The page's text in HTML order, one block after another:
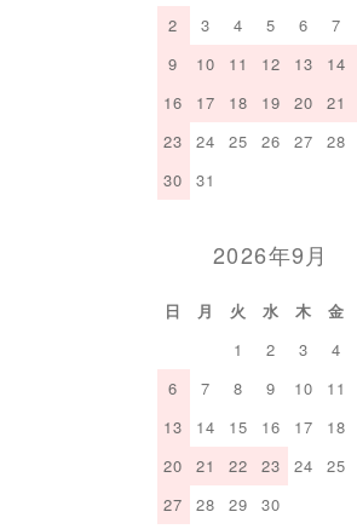
2
3 4 5 6 7
9
10 11 12 13 14
16
17 18 19 20 21
23
24 25 26 27 28
30
31
2026年9月
日 月 火 水 木 金
1
2 3 4
6
7 8 9 10 11
13
14 15 16 17 18
20
21 22 23 24 25
27
28 29 30